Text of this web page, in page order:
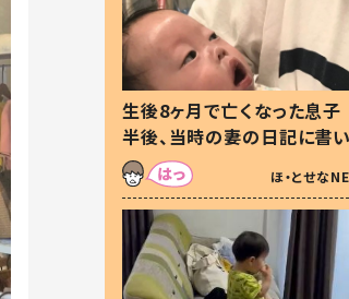
生後8ヶ月で亡くなった息
半後、当時の妻の日記に書
た本音とは
ほ・とせな